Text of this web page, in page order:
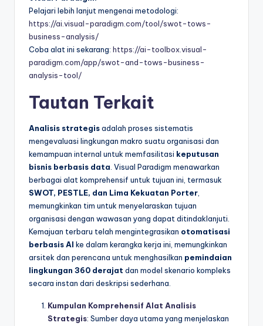
Pelajari lebih lanjut mengenai metodologi:
https://ai.visual-paradigm.com/tool/swot-tows-
business-analysis/
Coba alat ini sekarang: https://ai-toolbox.visual-
paradigm.com/app/swot-and-tows-business-
analysis-tool/
Tautan Terkait
Analisis strategisadalah proses sistematis
mengevaluasi lingkungan makro suatu organisasi dan
kemampuan internal untuk memfasilitasi keputusan
bisnis berbasis data . Visual Paradigm menawarkan
berbagai alat komprehensif untuk tujuan ini, termasuk
SWOT, PESTLE, dan Lima Kekuatan Porter
memungkinkan tim untuk menyelaraskan tujuan
organisasi dengan wawasan yang dapat ditindaklanjuti.
Kemajuan terbaru telah mengintegrasikan otomatisasi
berbasis AI ke dalam kerangka kerja ini, memungkinkan
arsitek dan perencana untuk menghasilkan pemindaian
lingkungan 360 derajat dan model skenario kompleks
secara instan dari deskripsi sederhana.
Kumpulan Komprehensif Alat Analisis
Strategis: Sumber daya utama yang menjelaskan